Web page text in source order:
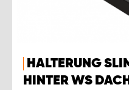
HALTERUNG
HINTER WS